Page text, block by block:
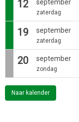
12 september
zaterdag
19 september
zaterdag
20 september
zondag
Naar kalender